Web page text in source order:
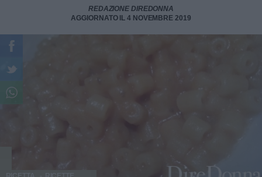
REDAZIONE DIREDONNA
AGGIORNATO IL 4 NOVEMBRE 2019